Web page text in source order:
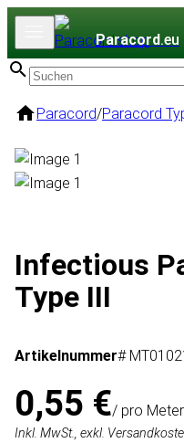
Paracord.eu
Paracord/Paracord
Infectious
Type III
Artikelnummer#
0,55 €/ pro Meter
Inkl. MwSt., exkl.